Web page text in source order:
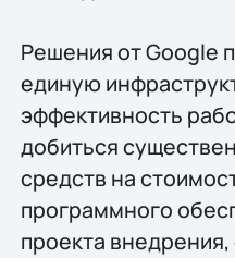
Решения от Google
единую
эффективность
добиться
средств на
программного
проекта